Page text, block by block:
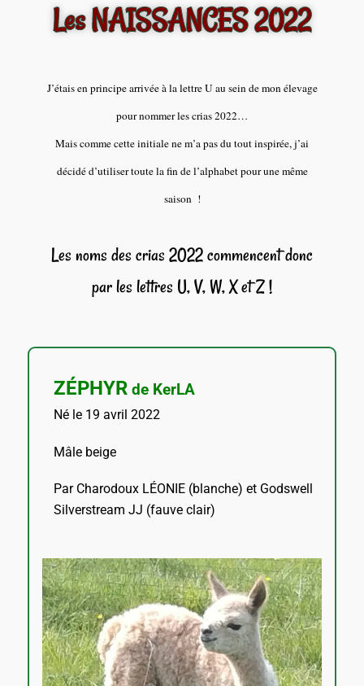
Les NAISSANCES 2022
J’étais en principe arrivée à la lettre U au sein de mon élevage
pour nommer les crias 2022…
Mais comme cette initiale ne m’a pas du tout inspirée, j’ai
décidé d’utiliser toute la fin de l’alphabet pour une même
saison !
Les noms des crias 2022 commencent donc
par les lettres U, V, W, X et Z !
ZÉPHYR de KerLA
Né le 19 avril 2022
Mâle beige
Par Charodoux LÉONIE (blanche) et Godswell
Silverstream JJ (fauve clair)